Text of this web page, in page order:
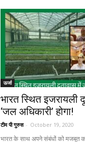
ऊर्जा
भारत स्थित इजरायली
‘जल अधिकारी’ होगा!
टीम पी गुरुस - October 19, 2020
भारत के साथ अपने संबंधों को मजबूत